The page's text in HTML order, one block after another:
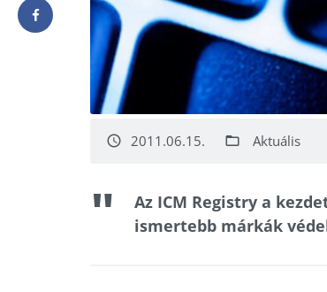
access_time 2011.06.15. folder_open Aktuális
Az ICM Registry a
ismertebb márkák